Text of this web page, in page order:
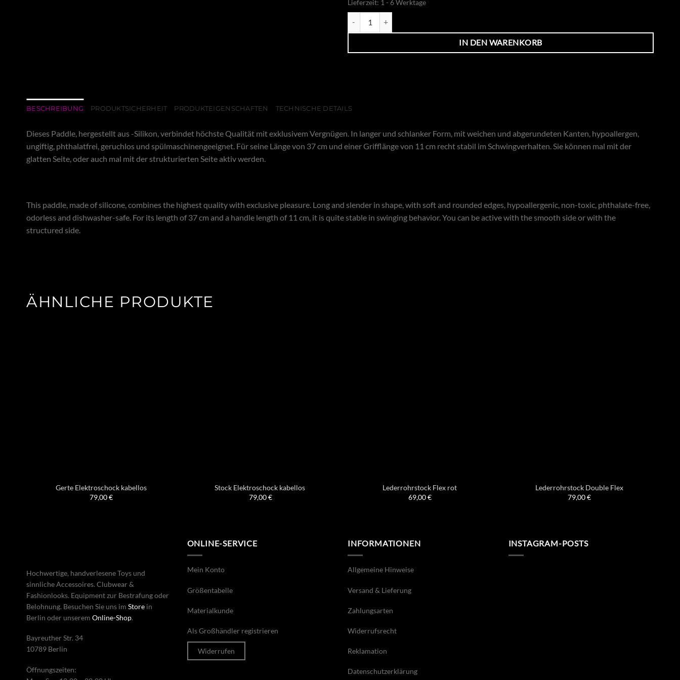
Lieferzeit: 1 - 6 Werktage
IN DEN WARENKORB
BESCHREIBUNG PRODUKTSICHERHEIT PRODUKTEIGENSCHAFTEN TECHNISCHE DETAILS
Dieses Paddle, hergestellt aus -Silikon, verbindet höchste Qualität mit exklusivem Vergnügen. In langer und schlanker Form, mit weichen und abgerundeten Kanten, hypoallergen,
ungiftig, phthalatfrei, geruchlos und spülmaschinengeeignet. Für seine Länge von 37 cm und einer Grifflänge von 11 cm recht stabil im Schwingverhalten. Sie können mal mit der
glatten Seite, oder auch mal mit der strukturierten Seite aktiv werden.
This paddle, made of silicone, combines the highest quality with exclusive pleasure. Long and slender in shape, with soft and rounded edges, hypoallergenic, non-toxic, phthalate-free,
odorless and dishwasher-safe. For its length of 37 cm and a handle length of 11 cm, it is quite stable in swinging behavior. You can be active with the smooth side or with the
structured side.
ÄHNLICHE PRODUKTE
Gerte Elektroschock kabellos
79,00€
Stock Elektroschock kabellos
79,00€
Lederrohrstock Flex rot
69,00€
Lederrohrstock Double Flex
79,00€
Hochwertige, handverlesene Toys und
sinnliche Accessoires. Clubwear &
Fashionlooks. Equipment zur Bestrafung oder
Belohnung. Besuchen Sie uns im Store in
Berlin oder unserem Online-Shop.
Bayreuther Str. 34
10789 Berlin
Öffnungszeiten:
ONLINE-SERVICE
Mein Konto
Größentabelle
Materialkunde
Als Großhändler registrieren
Widerrufen
INFORMATIONEN
Allgemeine Hinweise
Versand & Lieferung
Zahlungsarten
Widerrufsrecht
Reklamation
Datenschutzerklärung
INSTAGRAM-POSTS